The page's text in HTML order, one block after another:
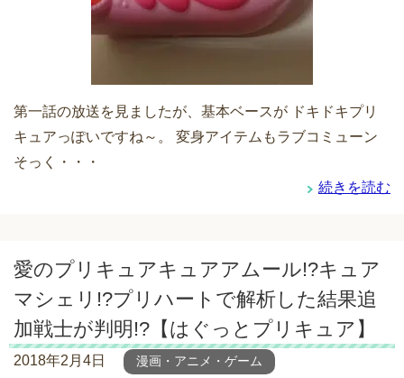
第一話の放送を見ましたが、基本ベースが ドキドキプリ
キュアっぽいですね～。 変身アイテムもラブコミューン
そっく・・・
続きを読む
愛のプリキュアキュアアムール!?キュア
マシェリ!?プリハートで解析した結果追
加戦士が判明!?【はぐっとプリキュア】
2018年2月4日 漫画・アニメ・ゲーム